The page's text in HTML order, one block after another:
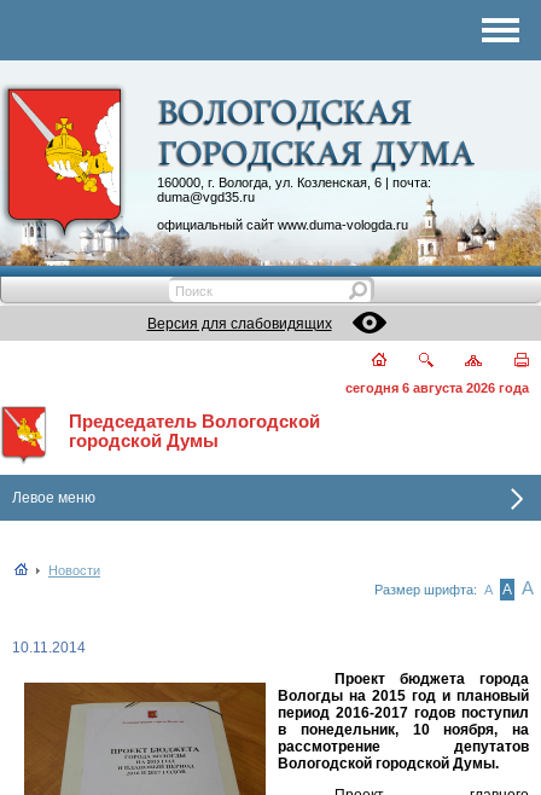
160000, г. Вологда, ул. Козленская, 6 | почта:
duma@vgd35.ru
официальный сайт www.duma-vologda.ru
Контакты
Депутатские объединения
Версия для слабовидящих
сегодня 6 августа 2026 года
Председатель Вологодской
городской Думы
Левое меню
Новости
Размер шрифта: А А А
10.11.2014
Проект бюджета города
Вологды на 2015 год и плановый
период 2016-2017 годов поступил
в понедельник, 10 ноября, на
рассмотрение депутатов
Вологодской городской Думы.